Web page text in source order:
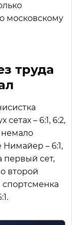
московскому
труда
– 6:1, 6:2,
немало
– 6:1,
первый сет,
второй
спортсменка